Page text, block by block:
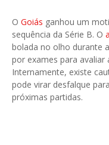
O Goiás ganhou um
sequência da Série B. O
bolada no olho durante
por exames para avaliar
Internamente, existe
pode virar desfalque
próximas partidas.